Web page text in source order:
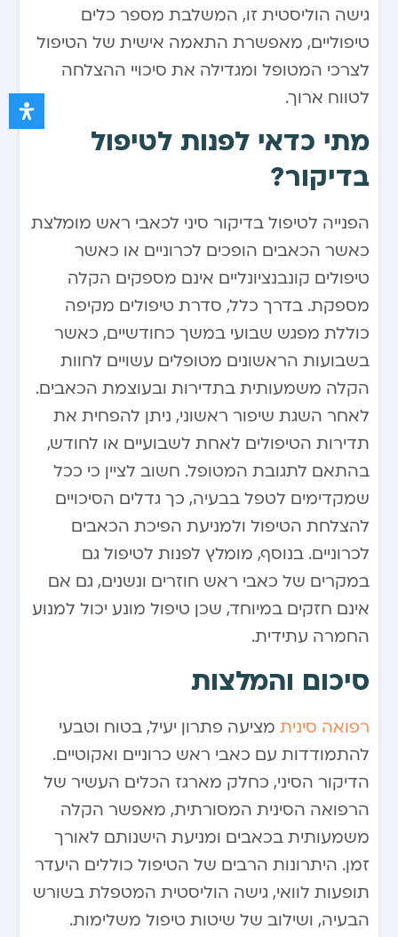
גישה הוליסטית זו, המשלבת מספר כלים
טיפוליים, מאפשרת התאמה אישית של הטיפול
לצרכי המטופל ומגדילה את סיכויי ההצלחה
לטווח ארוך.
מתי כדאי לפנות לטיפול
בדיקור?
הפנייה לטיפול בדיקור סיני לכאבי ראש מומלצת
כאשר הכאבים הופכים לכרוניים או כאשר
טיפולים קונבנציונליים אינם מספקים הקלה
מספקת. בדרך כלל, סדרת טיפולים מקיפה
כוללת מפגש שבועי במשך כחודשיים, כאשר
בשבועות הראשונים מטופלים עשויים לחוות
הקלה משמעותית בתדירות ובעוצמת הכאבים.
לאחר השגת שיפור ראשוני, ניתן להפחית את
תדירות הטיפולים לאחת לשבועיים או לחודש,
בהתאם לתגובת המטופל. חשוב לציין כי ככל
שמקדימים לטפל בבעיה, כך גדלים הסיכויים
להצלחת הטיפול ולמניעת הפיכת הכאבים
לכרוניים. בנוסף, מומלץ לפנות לטיפול גם
במקרים של כאבי ראש חוזרים ונשנים, גם אם
אינם חזקים במיוחד, שכן טיפול מונע יכול למנוע
החמרה עתידית.
סיכום והמלצות
רפואה סינית מציעה פתרון יעיל, בטוח וטבעי
להתמודדות עם כאבי ראש כרוניים ואקוטיים.
הדיקור הסיני, כחלק מארגז הכלים העשיר של
הרפואה הסינית המסורתית, מאפשר הקלה
משמעותית בכאבים ומניעת הישנותם לאורך
זמן. היתרונות הרבים של הטיפול כוללים היעדר
תופעות לוואי, גישה הוליסטית המטפלת בשורש
הבעיה, ושילוב של שיטות טיפול משלימות.